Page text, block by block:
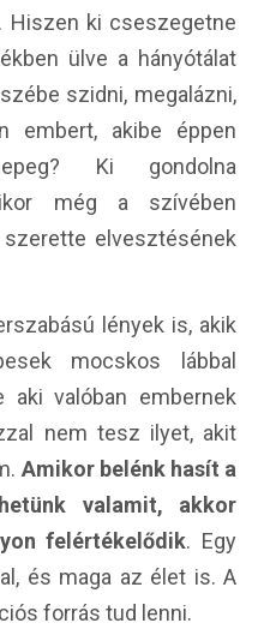
Hiszen ki cseszegetne
ülve a hányótálat
szidni, megalázni,
embert, akibe éppen
Ki gondolna
még a szívében
elvesztésének
lények is, akik
mocskos lábbal
aki valóban embernek
nem tesz ilyet, akit
Amikor belénk hasít a
valamit, akkor
felértékelődik. Egy
és maga az élet is. A
forrás tud lenni.